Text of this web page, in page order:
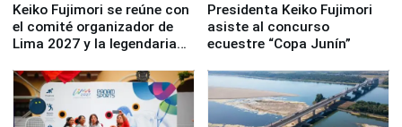
Keiko Fujimori se reúne con
el comité organizador de
Lima 2027 y la legendaria
Presidenta Keiko Fujimori
asiste al concurso
ecuestre “Copa Junín”